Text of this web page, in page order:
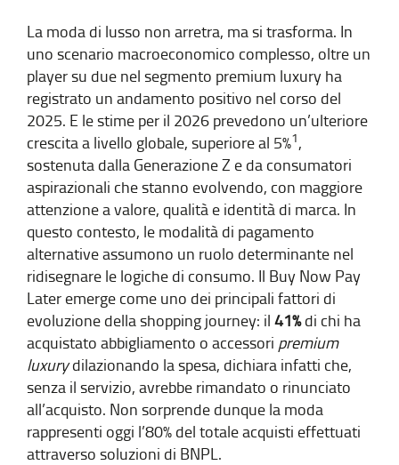
La moda di lusso non arretra, ma si trasforma. In
uno scenario macroeconomico complesso, oltre un
player su due nel segmento premium luxury ha
registrato un andamento positivo nel corso del
2025. E le stime per il 2026 prevedono un’ulteriore
crescita a livello globale, superiore al 5%1,
sostenuta dalla Generazione Z e da consumatori
aspirazionali che stanno evolvendo, con maggiore
attenzione a valore, qualità e identità di marca. In
questo contesto, le modalità di pagamento
alternative assumono un ruolo determinante nel
ridisegnare le logiche di consumo. Il Buy Now Pay
Later emerge come uno dei principali fattori di
evoluzione della shopping journey: il 41%di chi ha
acquistato abbigliamento o accessori premium
luxurydilazionando la spesa, dichiara infatti che,
senza il servizio, avrebbe rimandato o rinunciato
all’acquisto. Non sorprende dunque la moda
rappresenti oggi l’80% del totale acquisti effettuati
attraverso soluzioni di BNPL.